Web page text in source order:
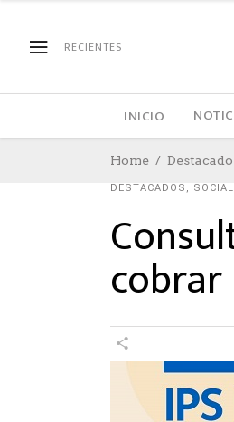
RECIENTES
INICIO
Home
DESTACADOS , SOCIAL
cobrar